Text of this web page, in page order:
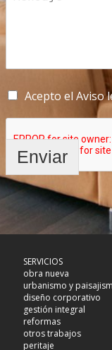
Acepto el Aviso
Enviar
SERVICIOS
obra nueva
urbanismo y
diseño corporativo
gestión integral
reformas
otros trabajos
peritaje